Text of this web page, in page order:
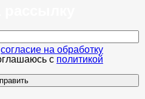
согласие на обработку
с политикой